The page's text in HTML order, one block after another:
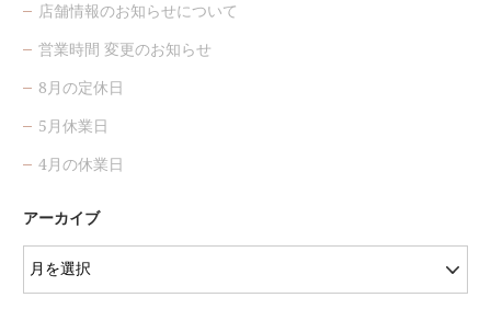
店舗情報のお知らせについて
営業時間 変更のお知らせ
8月の定休日
5月休業日
4月の休業日
アーカイブ